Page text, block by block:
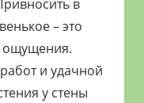
в
– это
ощущения.
и удачной
у стены